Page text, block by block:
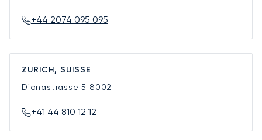
+44 2074 095 095
ZURICH, SUISSE
Dianastrasse 5 8002
+41 44 810 12 12